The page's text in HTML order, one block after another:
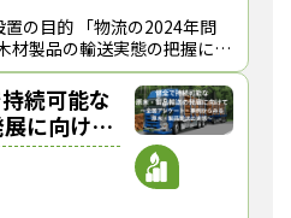
材製品の輸送実態の把握に向
続可能な
に向け